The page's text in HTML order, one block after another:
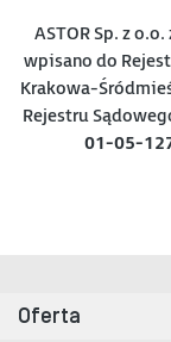
ASTOR Sp. z
wpisano do
Krakowa-
Rejestru
01-05-
Oferta